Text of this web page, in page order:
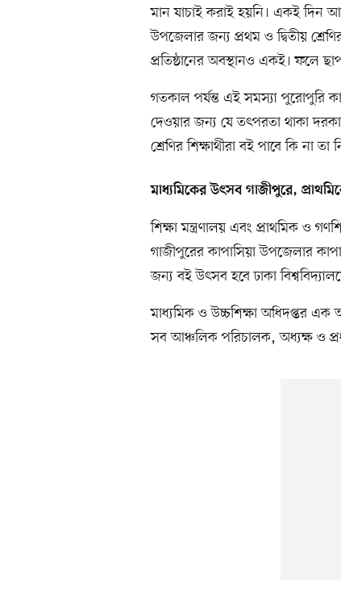
মান যাচাই করাই হয়নি। একই দিন
উপজেলার জন্য প্রথম ও দ্বিতীয়
প্রতিষ্ঠানের অবস্থানও একই। ফলে
গতকাল পর্যন্ত এই সমস্যা পুরোপুরি
দেওয়ার জন্য যে তৎপরতা থাকা
শ্রেণির শিক্ষার্থীরা বই পাবে কি না
মাধ্যমিকের উৎসব গাজীপুরে,
শিক্ষা মন্ত্রণালয় এবং প্রাথমিক ও
গাজীপুরের কাপাসিয়া উপজেলার
জন্য বই উৎসব হবে ঢাকা
মাধ্যমিক ও উচ্চশিক্ষা অধিদপ্তর
সব আঞ্চলিক পরিচালক, অধ্যক্ষ ও